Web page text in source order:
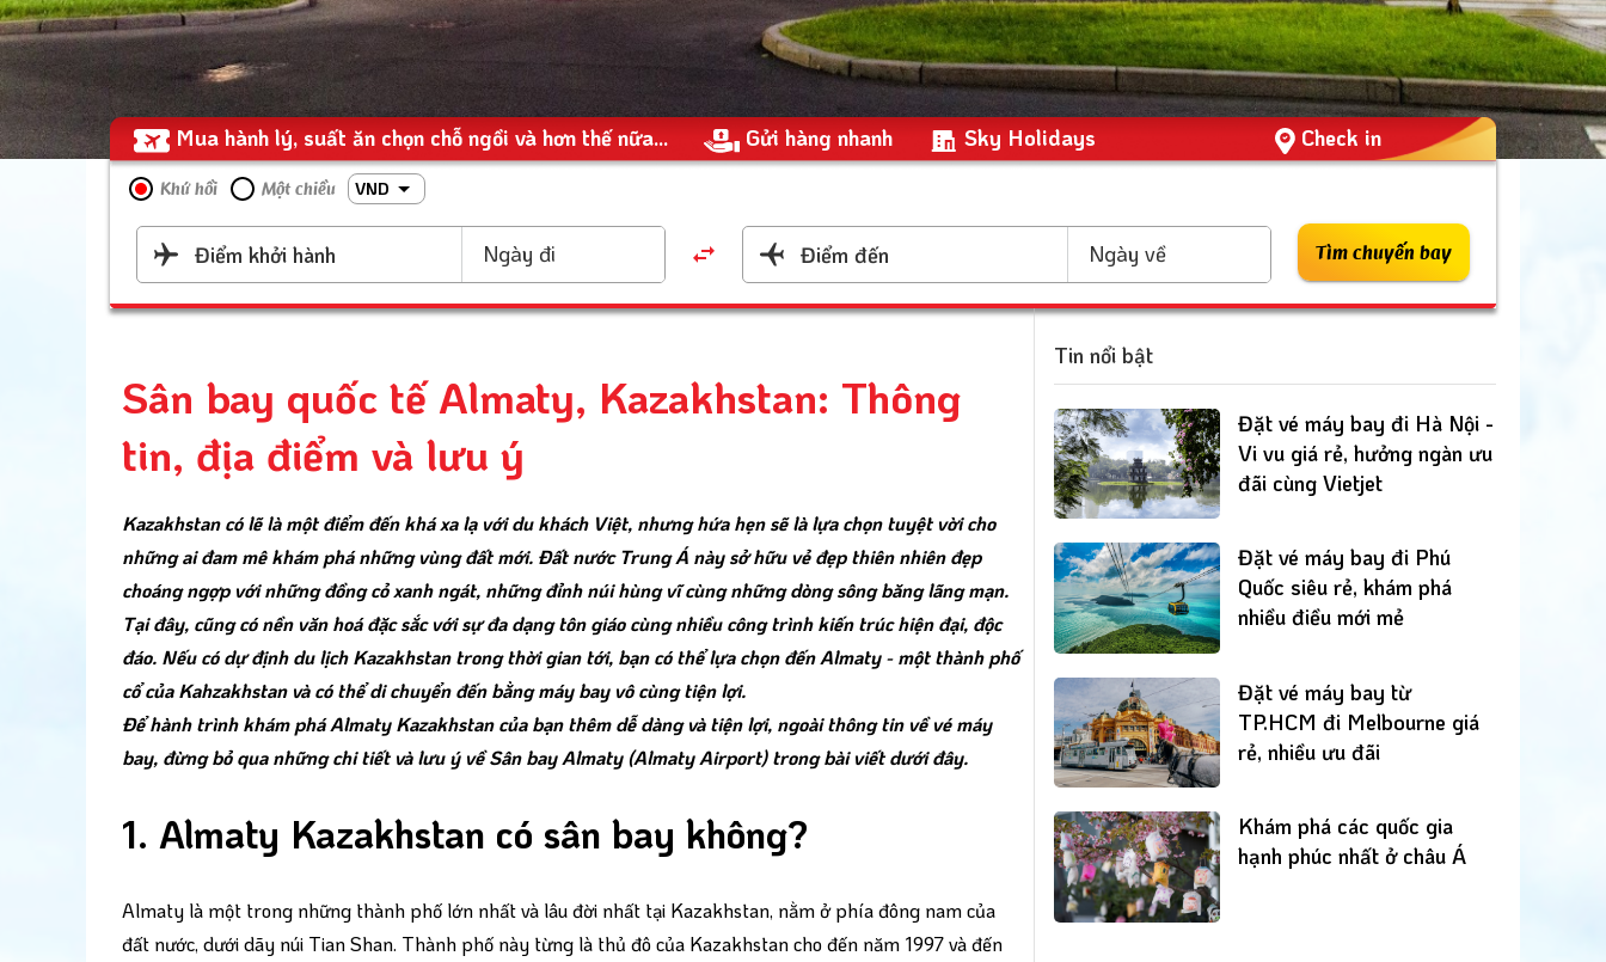
Mua hành lý, suất ăn chọn chỗ ngồi và hơn thế nữa... Gửi hàng nhanh Sky Holidays Check in
Khứ hồi Một chiều VND
Điểm khởi hành Ngày đi Điểm đến Ngày về Tìm chuyến bay
Sân bay quốc tế Almaty, Kazakhstan: Thông
tin, địa điểm và lưu ý
Kazakhstan có lẽ là một điểm đến khá xa lạ với du khách Việt, nhưng hứa hẹn sẽ là lựa chọn tuyệt vời cho
những ai đam mê khám phá những vùng đất mới. Đất nước Trung Á này sở hữu vẻ đẹp thiên nhiên đẹp
choáng ngợp với những đồng cỏ xanh ngát, những đỉnh núi hùng vĩ cùng những dòng sông băng lãng mạn.
Tại đây, cũng có nền văn hoá đặc sắc với sự đa dạng tôn giáo cùng nhiều công trình kiến trúc hiện đại, độc
đáo. Nếu có dự định du lịch Kazakhstan trong thời gian tới, bạn có thể lựa chọn đến Almaty - một thành phố
cổ của Kahzakhstan và có thể di chuyển đến bằng máy bay vô cùng tiện lợi.
Để hành trình khám phá Almaty Kazakhstan của bạn thêm dễ dàng và tiện lợi, ngoài thông tin về vé máy
bay, đừng bỏ qua những chi tiết và lưu ý về Sân bay Almaty (Almaty Airport) trong bài viết dưới đây.
1. Almaty Kazakhstan có sân bay không?
Almaty là một trong những thành phố lớn nhất và lâu đời nhất tại Kazakhstan, nằm ở phía đông nam của
đất nước, dưới dãy núi Tian Shan. Thành phố này từng là thủ đô của Kazakhstan cho đến năm 1997 và đến
Tin nổi bật
Đặt vé máy bay đi Hà Nội -
Vi vu giá rẻ, hưởng ngàn ưu
đãi cùng Vietjet
Đặt vé máy bay đi Phú
Quốc siêu rẻ, khám phá
nhiều điều mới mẻ
Đặt vé máy bay từ
TP.HCM đi Melbourne giá
rẻ, nhiều ưu đãi
Khám phá các quốc gia
hạnh phúc nhất ở châu Á